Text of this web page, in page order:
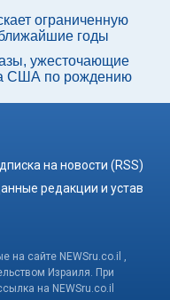
ограниченную
годы
ужесточающие
США по рождению
на новости (RSS)
редакции и устав
на сайте NEWSru.co.il ,
Израиля. При
на NEWSru.co.il